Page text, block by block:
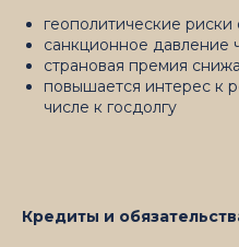
геополитические риски
санкционное давление
страновая премия
повышается интерес к
числе к госдолгу
Кредиты и